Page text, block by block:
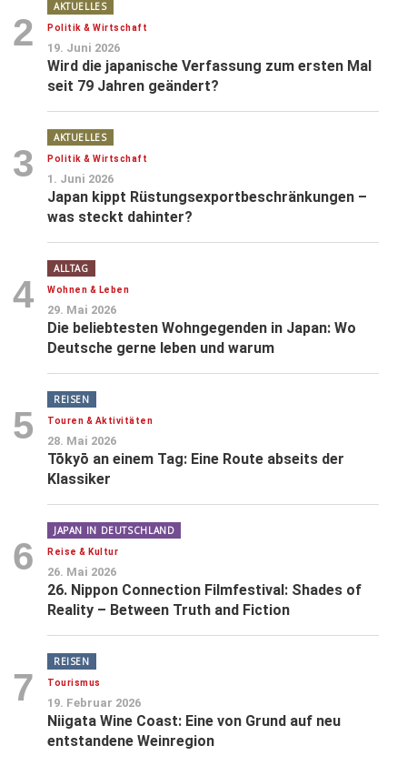
2
AKTUELLES
Politik & Wirtschaft
19. Juni 2026
Wird die japanische Verfassung zum ersten Mal
seit 79 Jahren geändert?
3
AKTUELLES
Politik & Wirtschaft
1. Juni 2026
Japan kippt Rüstungsexportbeschränkungen –
was steckt dahinter?
4
ALLTAG
Wohnen & Leben
29. Mai 2026
Die beliebtesten Wohngegenden in Japan: Wo
Deutsche gerne leben und warum
5
REISEN
Touren & Aktivitäten
28. Mai 2026
Tōkyō an einem Tag: Eine Route abseits der
Klassiker
6
JAPAN IN DEUTSCHLAND
Reise & Kultur
26. Mai 2026
26. Nippon Connection Filmfestival: Shades of
Reality – Between Truth and Fiction
7
REISEN
Tourismus
19. Februar 2026
Niigata Wine Coast: Eine von Grund auf neu
entstandene Weinregion